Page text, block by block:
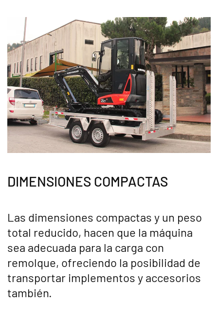
DIMENSIONES COMPACTAS
Las dimensiones compactas y un peso
total reducido, hacen que la máquina
sea adecuada para la carga con
remolque, ofreciendo la posibilidad de
transportar implementos y accesorios
también.